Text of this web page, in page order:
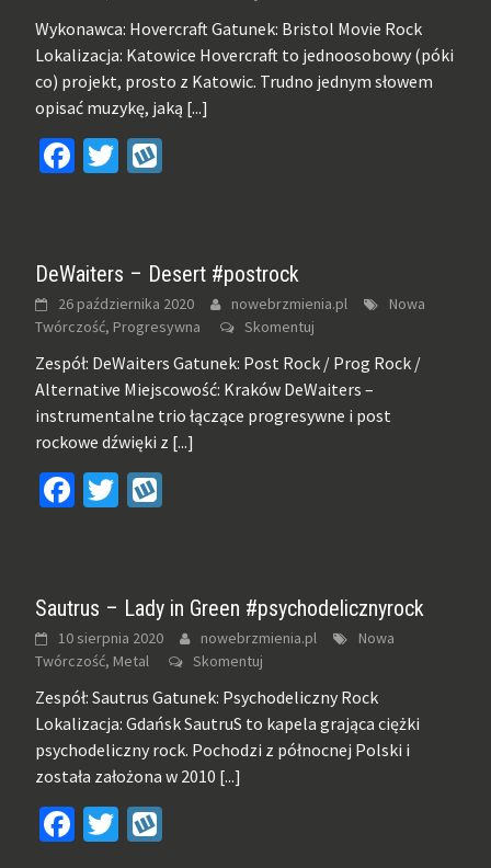
Wykonawca: Hovercraft Gatunek: Bristol Movie Rock
Lokalizacja: Katowice Hovercraft to jednoosobowy (póki
co) projekt, prosto z Katowic. Trudno jednym słowem
opisać muzykę, jaką [...]
Facebook
Twitter
DeWaiters – Desert #postrock
26 października 2020 nowebrzmienia.pl
Nowa
Twórczość, Progresywna
Skomentuj
Zespół: DeWaiters Gatunek: Post Rock / Prog Rock /
Alternative Miejscowość: Kraków DeWaiters –
instrumentalne trio łączące progresywne i post
rockowe dźwięki z [...]
Facebook
Twitter
Sautrus – Lady in Green #psychodelicznyrock
10 sierpnia 2020 nowebrzmienia.pl
Nowa
Twórczość, Metal
Skomentuj
Zespół: Sautrus Gatunek: Psychodeliczny Rock
Lokalizacja: Gdańsk SautruS to kapela grająca ciężki
psychodeliczny rock. Pochodzi z północnej Polski i
została założona w 2010 [...]
Facebook
Twitter